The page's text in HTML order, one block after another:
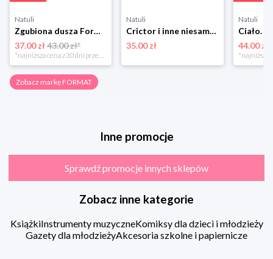
Natuli
Zgubiona dusza Format
37.00 zł43.00 zł*
Natuli
Crictor i inne niesamowite stwory Format
35.00 zł
Natuli
44.00 zł
Zobacz markę FORMAT
Inne promocje
Sprawdź promocje innych sklepów
Zobacz inne kategorie
KsiążkiInstrumenty muzyczneKomiksy dla dzieci i młodzieży
Gazety dla młodzieżyAkcesoria szkolne i papiernicze